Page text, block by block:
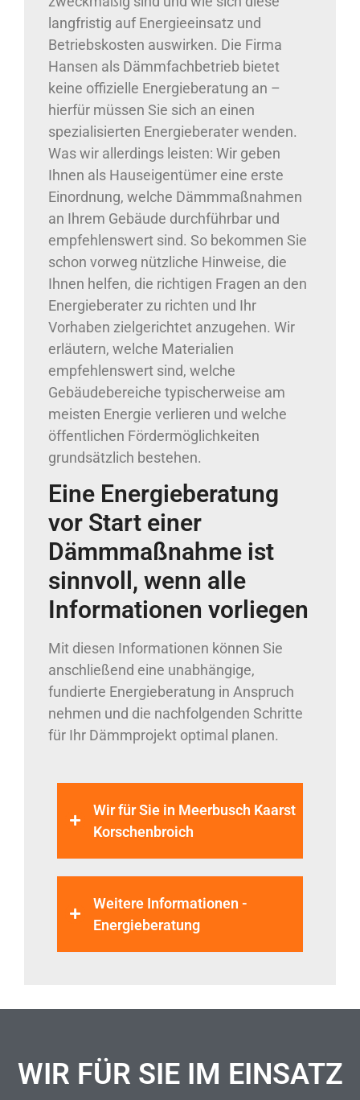
langfristig auf Energieeinsatz und
Betriebskosten auswirken. Die Firma
Hansen als Dämmfachbetrieb bietet
keine offizielle Energieberatung an –
hierfür müssen Sie sich an einen
spezialisierten Energieberater wenden.
Was wir allerdings leisten: Wir geben
Ihnen als Hauseigentümer eine erste
Einordnung, welche Dämmmaßnahmen
an Ihrem Gebäude durchführbar und
empfehlenswert sind. So bekommen Sie
schon vorweg nützliche Hinweise, die
Ihnen helfen, die richtigen Fragen an den
Energieberater zu richten und Ihr
Vorhaben zielgerichtet anzugehen. Wir
erläutern, welche Materialien
empfehlenswert sind, welche
Gebäudebereiche typischerweise am
meisten Energie verlieren und welche
öffentlichen Fördermöglichkeiten
grundsätzlich bestehen.
Eine Energieberatung
vor Start einer
Dämmmaßnahme ist
sinnvoll, wenn alle
Informationen vorliegen
Mit diesen Informationen können Sie
anschließend eine unabhängige,
fundierte Energieberatung in Anspruch
nehmen und die nachfolgenden Schritte
für Ihr Dämmprojekt optimal planen.
Wir für Sie in Meerbusch Kaarst
Korschenbroich
Weitere Informationen -
Energieberatung
WIR FÜR SIE IM EINSATZ